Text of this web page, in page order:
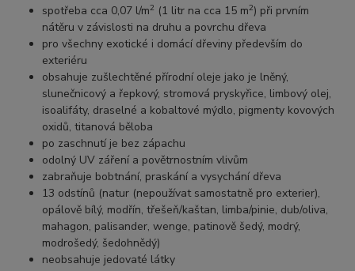
spotřeba cca 0,07 l/m2 (1 litr na cca 15 m2) při prvním
nátěru v závislosti na druhu a povrchu dřeva
pro všechny exotické i domácí dřeviny především do
exteriéru
obsahuje zušlechtěné přírodní oleje jako je lněný,
slunečnicový a řepkový, stromová pryskyřice, limbový olej,
isoalifáty, draselné a kobaltové mýdlo, pigmenty kovových
oxidů, titanová běloba
po zaschnutí je bez zápachu
odolný UV záření a povětrnostním vlivům
zabraňuje bobtnání, praskání a vysychání dřeva
13 odstínů (natur (nepoužívat samostatně pro exterier),
opálově bílý, modřín, třešeň/kaštan, limba/pinie, dub/oliva,
mahagon, palisander, wenge, patinově šedý, modrý,
modrošedý, šedohnědý)
neobsahuje jedovaté látky